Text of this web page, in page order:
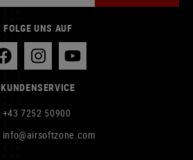
FOLGE UNS AUF
KUNDENSERVICE
+43 7252 50900
info@airsoftzone.com